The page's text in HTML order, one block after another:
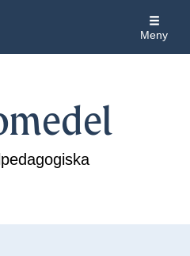
Meny